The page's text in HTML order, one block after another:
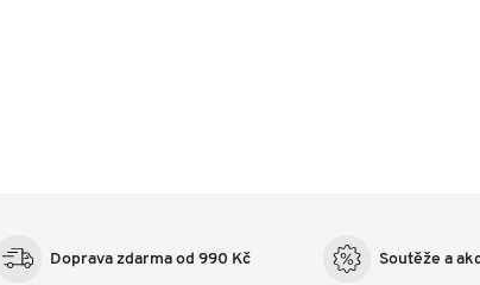
Doprava zdarma od 990 Kč Soutěže a